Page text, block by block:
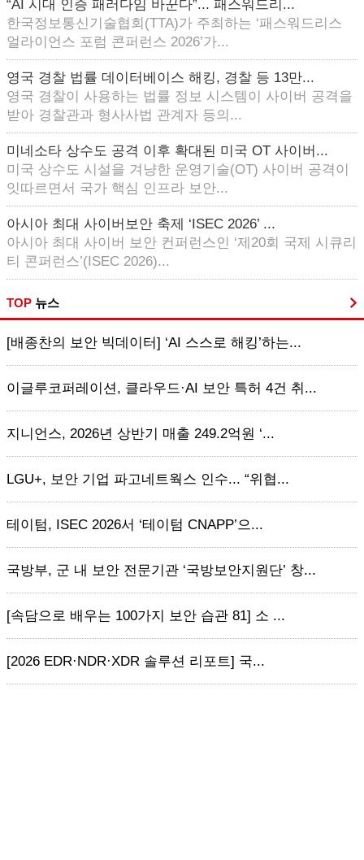
“AI 시대 인증 패러다임 바꾼다”... 패스워드리...
한국정보통신기술협회(TTA)가 주최하는 ‘패스워드리스
얼라이언스 포럼 콘퍼런스 2026’가...
영국 경찰 법률 데이터베이스 해킹, 경찰 등 13만...
영국 경찰이 사용하는 법률 정보 시스템이 사이버 공격을
받아 경찰관과 형사사법 관계자 등의...
미네소타 상수도 공격 이후 확대된 미국 OT 사이버...
미국 상수도 시설을 겨냥한 운영기술(OT) 사이버 공격이
잇따르면서 국가 핵심 인프라 보안...
아시아 최대 사이버보안 축제 ‘ISEC 2026’ ...
아시아 최대 사이버 보안 컨퍼런스인 ‘제20회 국제 시큐리
티 콘퍼런스’(ISEC 2026)...
TOP 뉴스
[배종찬의 보안 빅데이터] ‘AI 스스로 해킹’하는...
이글루코퍼레이션, 클라우드·AI 보안 특허 4건 취...
지니언스, 2026년 상반기 매출 249.2억원 ‘...
LGU+, 보안 기업 파고네트웍스 인수... “위협...
테이텀, ISEC 2026서 ‘테이텀 CNAPP’으...
국방부, 군 내 보안 전문기관 ‘국방보안지원단’ 창...
[속담으로 배우는 100가지 보안 습관 81] 소 ...
[2026 EDR·NDR·XDR 솔루션 리포트] 국...